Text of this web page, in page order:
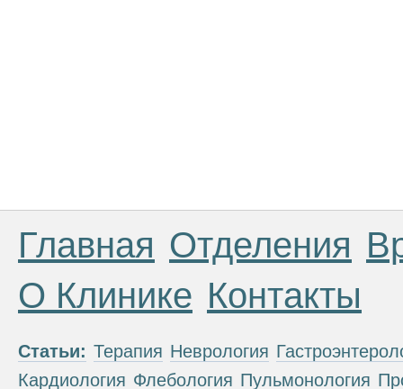
Главная Отделения
О Клинике Контакты
Статьи: Терапия Неврология
Кардиология Флебология Пульмонология